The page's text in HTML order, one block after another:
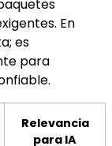
En
es
para
Relevancia
para IA